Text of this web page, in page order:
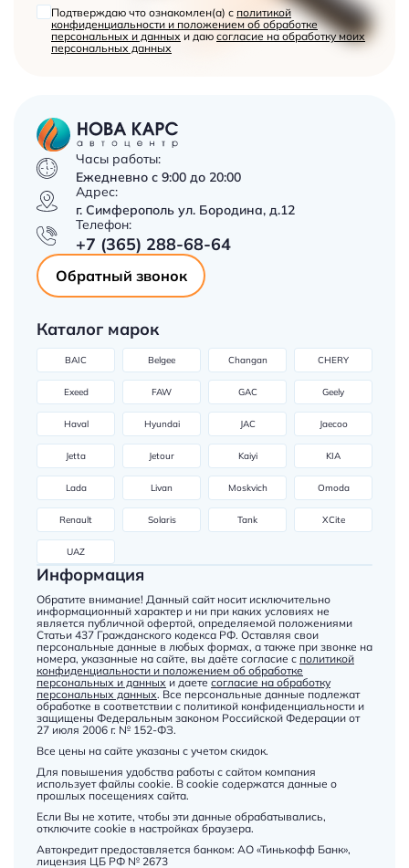
Подтверждаю что ознакомлен(а) с политикой
конфиденциальности и положением об обработке
персональных и данных и даю согласие на обработку моих
персональных данных
Часы работы:
Ежедневно с 9:00 до 20:00
Адрес:
г. Симферополь ул. Бородина, д.12
Телефон:
+7 (365) 288-68-64
Обратный звонок
Каталог марок
BAIC Belgee Changan CHERY
Exeed FAW GAC Geely
Haval Hyundai JAC Jaecoo
Jetta Jetour Kaiyi KIA
Lada Livan Moskvich Omoda
Renault Solaris Tank XCite
UAZ
Информация
Обратите внимание! Данный сайт носит исключительно
информационный характер и ни при каких условиях не
является публичной офертой, определяемой положениями
Статьи 437 Гражданского кодекса РФ. Оставляя свои
персональные данные в любых формах, а также при звонке на
номера, указанные на сайте, вы даёте согласие с политикой
конфиденциальности и положением об обработке
персональных и данных и даете согласие на обработку
персональных данных. Все персональные данные подлежат
обработке в соответствии с политикой конфиденциальности и
защищены Федеральным законом Российской Федерации от
27 июля 2006 г. № 152-ФЗ.
Все цены на сайте указаны с учетом скидок.
Для повышения удобства работы с сайтом компания
использует файлы cookie. В cookie содержатся данные о
прошлых посещениях сайта.
Если Вы не хотите, чтобы эти данные обрабатывались,
отключите cookie в настройках браузера.
Автокредит предоставляется банком: АО «Тинькофф Банк»,
лицензия ЦБ РФ № 2673